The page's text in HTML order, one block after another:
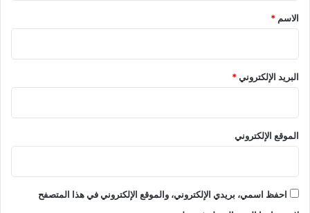
*
الاسم *
البريد الإلكتروني*
الموقع الإلكتروني
احفظ اسمي، بريدي الإلكتروني، والموقع الإلكتروني في هذا المتصفح